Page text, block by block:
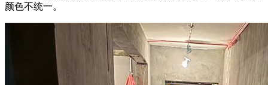
颜色不统一。